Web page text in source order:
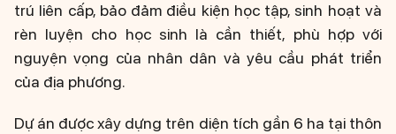
trú liên cấp, bảo đảm điều kiện học tập, sinh hoạt và
rèn luyện cho học sinh là cần thiết, phù hợp với
nguyện vọng của nhân dân và yêu cầu phát triển
của địa phương.
Dự án được xây dựng trên diện tích gần 6 ha tại thôn